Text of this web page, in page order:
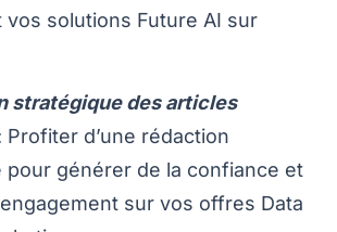
vos solutions Future AI sur
stratégique des articles
d’une rédaction
pour générer de la confiance et
sur vos offres Data